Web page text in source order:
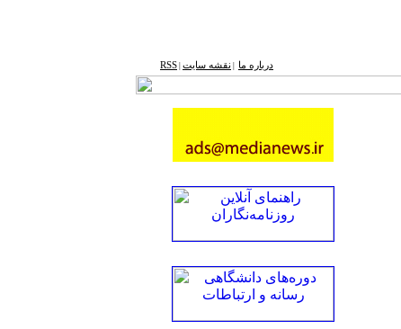
درباره ما نقشه ‌سایت RSS